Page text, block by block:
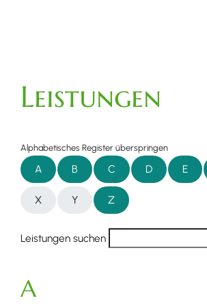
Leistungen
Alphabetisches Register überspringen
A B C D E
X Y Z
Leistungen suchen
A